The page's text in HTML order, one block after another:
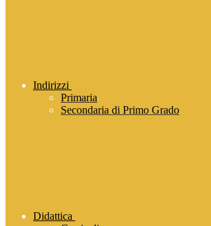
Indirizzi
Primaria
Secondaria di Primo Grado
Didattica